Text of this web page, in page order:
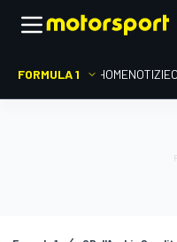
FORMULA 1 HOMENOTIZIE